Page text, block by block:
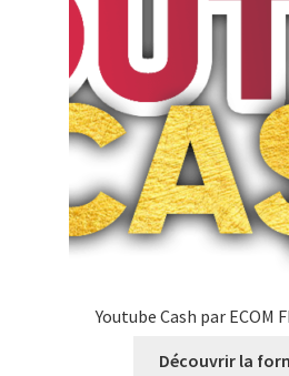
Youtube Cash par ECOM
Découvrir la